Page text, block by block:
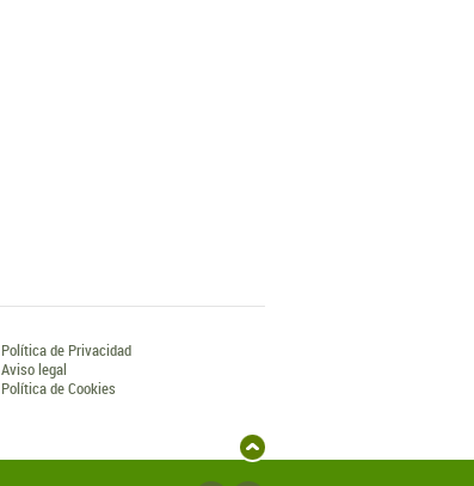
Política de Privacidad
Aviso legal
Política de Cookies